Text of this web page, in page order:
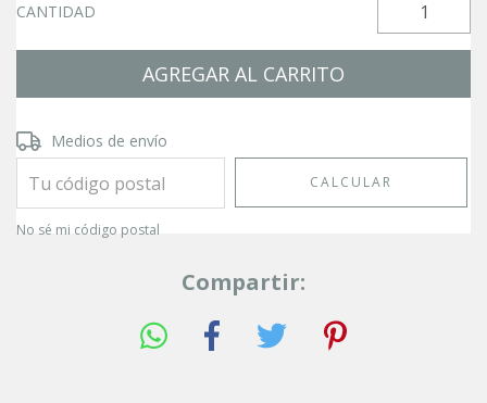
CANTIDAD
Entregas para el CP:
Medios de envío
CALCULAR
No sé mi código postal
Compartir: